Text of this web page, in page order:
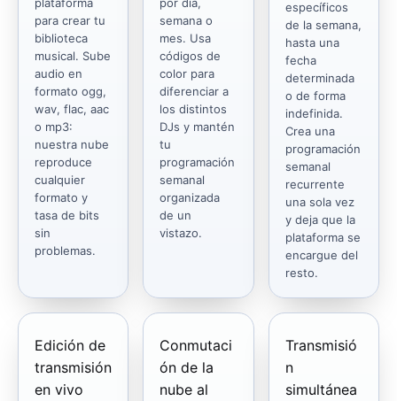
para crear tu
biblioteca
musical. Sube
audio en
formato ogg,
wav, flac, aac
o mp3:
nuestra nube
reproduce
cualquier
formato y
tasa de bits
sin
problemas.
semana o
mes. Usa
códigos de
color para
diferenciar a
los distintos
DJs y mantén
tu
programación
semanal
organizada
de un
vistazo.
específicos
de la semana,
hasta una
fecha
determinada
o de forma
indefinida.
Crea una
programación
semanal
recurrente
una sola vez
y deja que la
plataforma se
encargue del
resto.
Edición de
transmisión
en vivo
Conmutaci
ón de la
nube al
Transmisió
n
simultánea